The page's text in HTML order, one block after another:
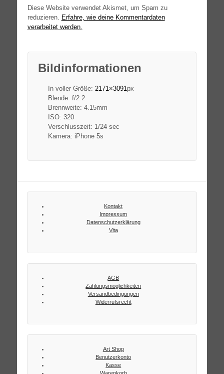
Diese Website verwendet Akismet, um Spam zu
reduzieren. Erfahre, wie deine Kommentardaten
verarbeitet werden.
Bildinformationen
In voller Größe: 2171×3091px
Blende: f/2.2
Brennweite: 4.15mm
ISO: 320
Verschlusszeit: 1/24 sec
Kamera: iPhone 5s
Kontakt
Impressum
Datenschutzerklärung
Vita
AGB
Zahlungsmöglichkeiten
Versandbedingungen
Widerrufsrecht
Art Shop
Benutzerkonto
Kasse